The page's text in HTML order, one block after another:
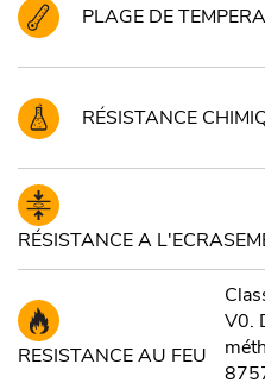
PLAGE DE
RÉSISTANCE
RÉSISTANCE A
RESISTANCE AU FEU
V0.